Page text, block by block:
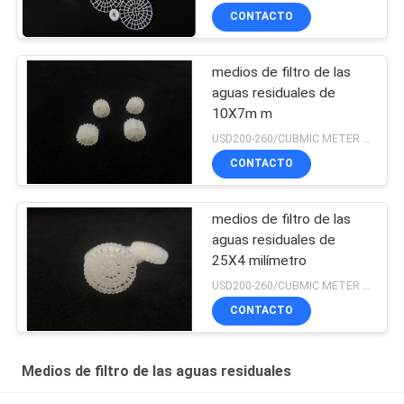
CONTACTO
medios de filtro de las
aguas residuales de
10X7m m
CONTACTO
medios de filtro de las
aguas residuales de
25X4 milímetro
CONTACTO
Medios de filtro de las aguas residuales